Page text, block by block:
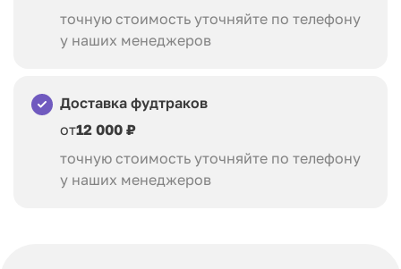
точную стоимость уточняйте по телефону
у наших менеджеров
Доставка фудтраков
от12 000 ₽
точную стоимость уточняйте по телефону
у наших менеджеров